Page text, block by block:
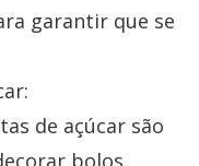
garantir que se
de açúcar são
bolos,